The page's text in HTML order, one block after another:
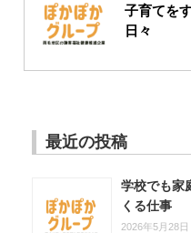
子育てを
日々
最近の投稿
学校でも家
くる仕事
2026年5月28日